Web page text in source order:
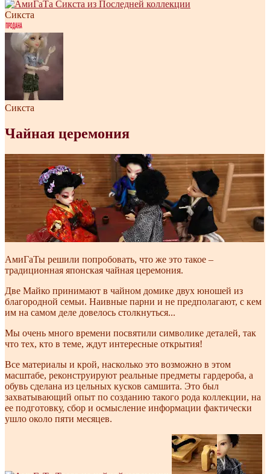
Сикста
Сикста
Чайная церемония
АмиГаТы решили попробовать, что же это такое –
традиционная японская чайная церемония.
Две Майко принимают в чайном домике двух юношей из
благородной семьи. Наивные парни и не предполагают, с кем
им на самом деле довелось столкнуться...
Мы очень много времени посвятили символике деталей, так
что тех, кто в теме, ждут интересные открытия!
Все материалы и крой, насколько это возможно в этом
масштабе, реконструируют реальные предметы гардероба, а
обувь сделана из цельных кусков самшита. Это был
захватывающий опыт по созданию такого рода коллекции, на
ее подготовку, сбор и осмысление информации фактически
ушло около пяти месяцев.